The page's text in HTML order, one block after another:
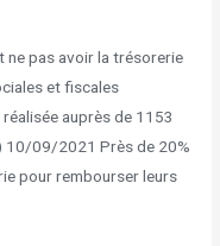
ne pas avoir la trésorerie
et fiscales
auprès de 1153
10/09/2021 Près de 20%
pour rembourser leurs